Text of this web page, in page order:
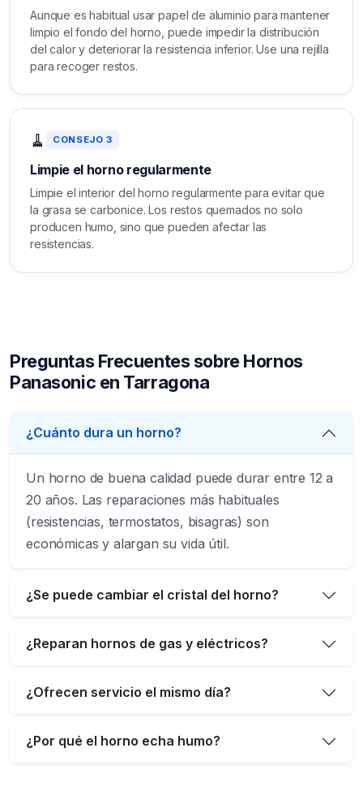
Aunque es habitual usar papel de aluminio para mantener
limpio el fondo del horno, puede impedir la distribución
del calor y deteriorar la resistencia inferior. Use una rejilla
para recoger restos.
🧹 CONSEJO 3
Limpie el horno regularmente
Limpie el interior del horno regularmente para evitar que
la grasa se carbonice. Los restos quemados no solo
producen humo, sino que pueden afectar las
resistencias.
Preguntas Frecuentes sobre Hornos
Panasonic en Tarragona
¿Cuánto dura un horno?
Un horno de buena calidad puede durar entre 12 a
20 años. Las reparaciones más habituales
(resistencias, termostatos, bisagras) son
económicas y alargan su vida útil.
¿Se puede cambiar el cristal del horno?
¿Reparan hornos de gas y eléctricos?
¿Ofrecen servicio el mismo día?
¿Por qué el horno echa humo?